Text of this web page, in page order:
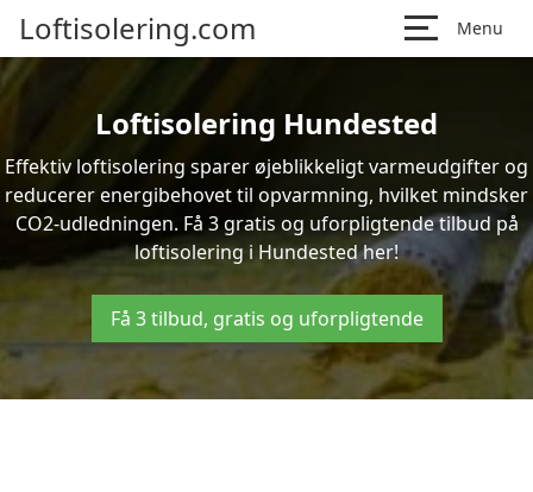
Loftisolering.com Menu
Loftisolering Hundested
Effektiv loftisolering sparer øjeblikkeligt varmeudgifter og
reducerer energibehovet til opvarmning, hvilket mindsker
CO2-udledningen. Få 3 gratis og uforpligtende tilbud på
loftisolering i Hundested her!
Få 3 tilbud, gratis og uforpligtende